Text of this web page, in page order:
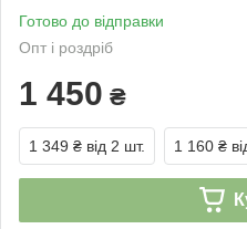
Готово до відправки
Опт і роздріб
1 450 ₴
1 349 ₴ від 2 шт. 1 160 ₴